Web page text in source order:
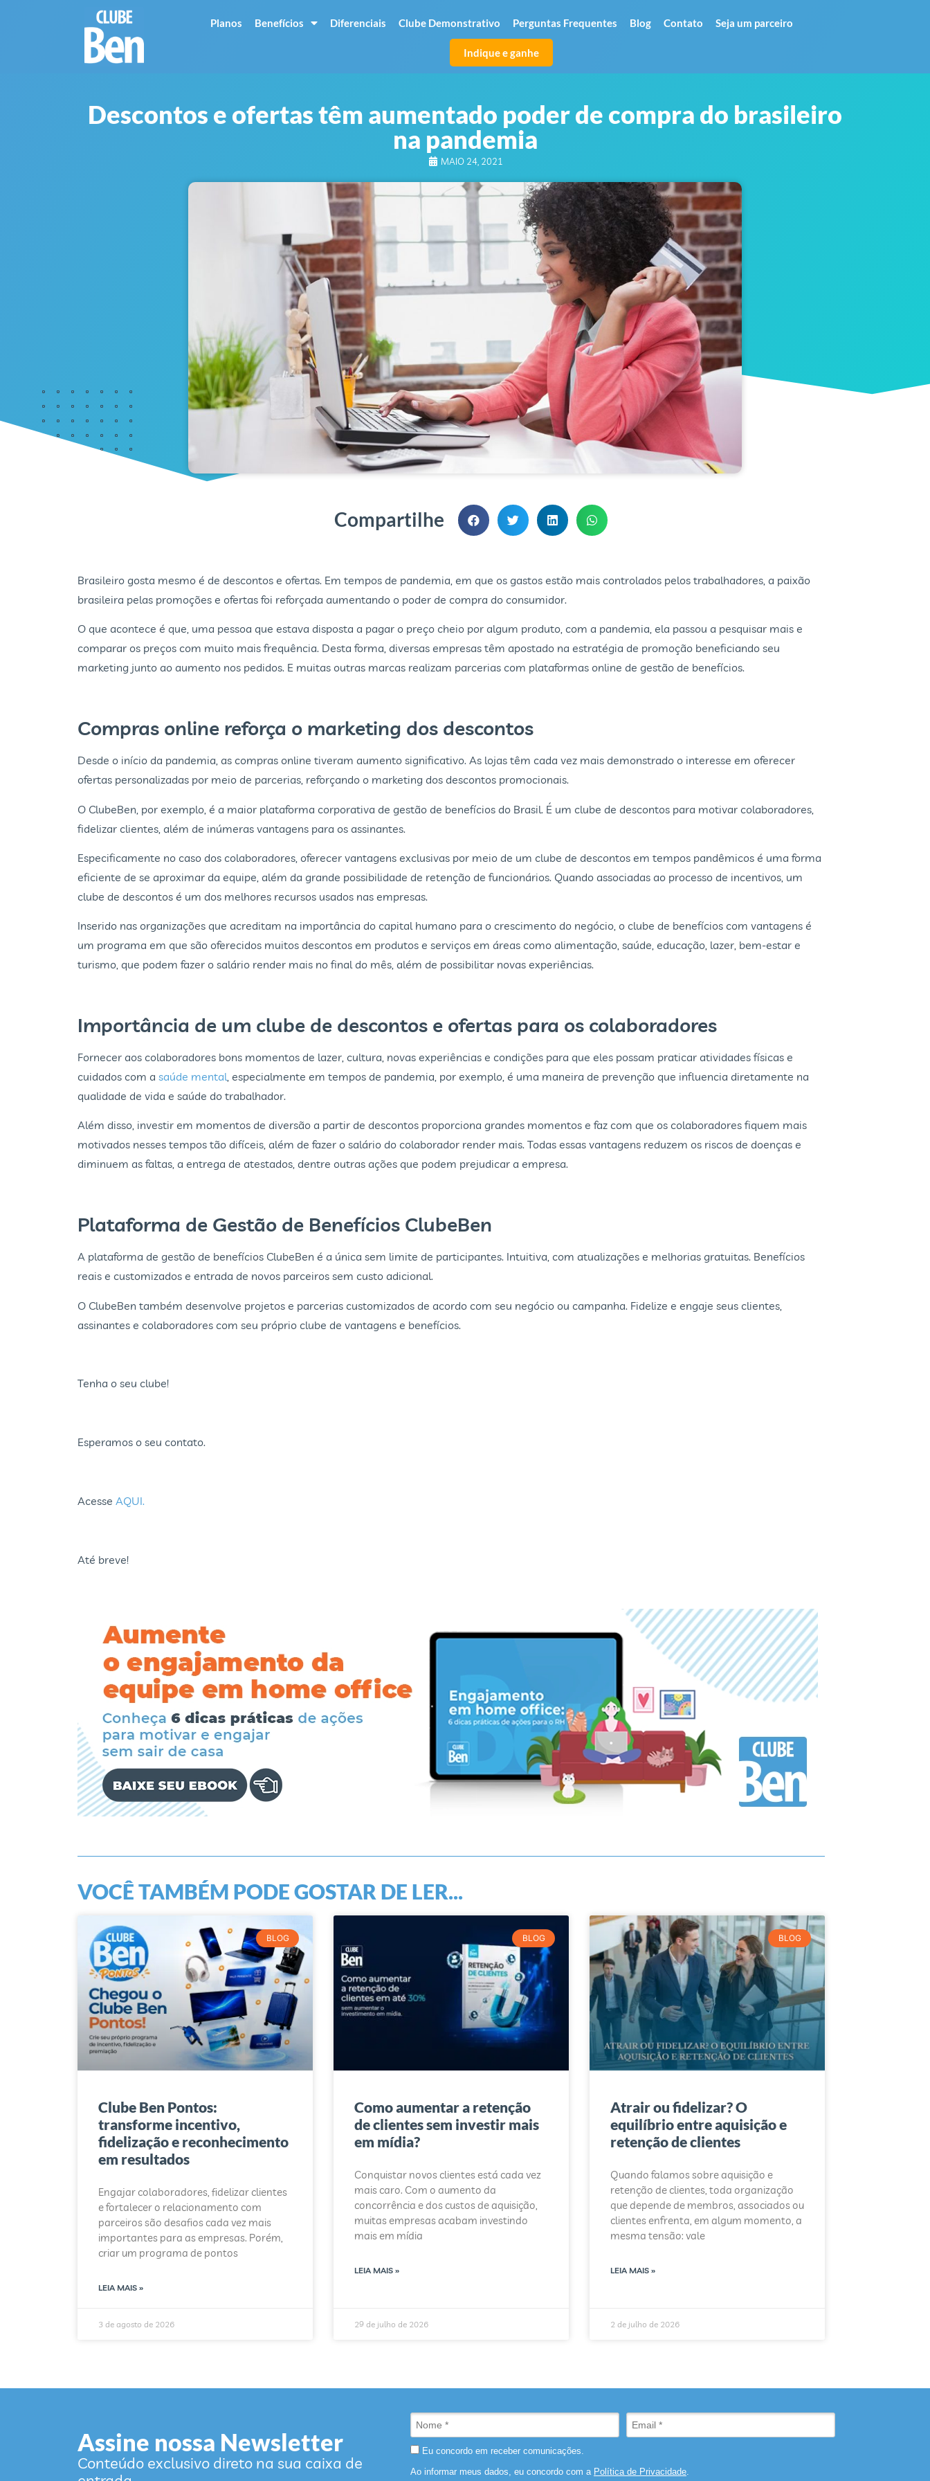
Planos Benefícios Diferenciais Clube Demonstrativo Perguntas Frequentes Blog Contato Seja um parceiro
Indique e ganhe
Descontos e ofertas têm aumentado poder de compra do brasileiro
na pandemia
MAIO 24, 2021
Compartilhe
Brasileiro gosta mesmo é de descontos e ofertas. Em tempos de pandemia, em que os gastos estão mais controlados pelos trabalhadores, a paixão
brasileira pelas promoções e ofertas foi reforçada aumentando o poder de compra do consumidor.
O que acontece é que, uma pessoa que estava disposta a pagar o preço cheio por algum produto, com a pandemia, ela passou a pesquisar mais e
comparar os preços com muito mais frequência. Desta forma, diversas empresas têm apostado na estratégia de promoção beneficiando seu
marketing junto ao aumento nos pedidos. E muitas outras marcas realizam parcerias com plataformas online de gestão de benefícios.
Compras online reforça o marketing dos descontos
Desde o início da pandemia, as compras online tiveram aumento significativo. As lojas têm cada vez mais demonstrado o interesse em oferecer
ofertas personalizadas por meio de parcerias, reforçando o marketing dos descontos promocionais.
O ClubeBen, por exemplo, é a maior plataforma corporativa de gestão de benefícios do Brasil. É um clube de descontos para motivar colaboradores,
fidelizar clientes, além de inúmeras vantagens para os assinantes.
Especificamente no caso dos colaboradores, oferecer vantagens exclusivas por meio de um clube de descontos em tempos pandêmicos é uma forma
eficiente de se aproximar da equipe, além da grande possibilidade de retenção de funcionários. Quando associadas ao processo de incentivos, um
clube de descontos é um dos melhores recursos usados nas empresas.
Inserido nas organizações que acreditam na importância do capital humano para o crescimento do negócio, o clube de benefícios com vantagens é
um programa em que são oferecidos muitos descontos em produtos e serviços em áreas como alimentação, saúde, educação, lazer, bem-estar e
turismo, que podem fazer o salário render mais no final do mês, além de possibilitar novas experiências.
Importância de um clube de descontos e ofertas para os colaboradores
Fornecer aos colaboradores bons momentos de lazer, cultura, novas experiências e condições para que eles possam praticar atividades físicas e
cuidados com a saúde mental, especialmente em tempos de pandemia, por exemplo, é uma maneira de prevenção que influencia diretamente na
qualidade de vida e saúde do trabalhador.
Além disso, investir em momentos de diversão a partir de descontos proporciona grandes momentos e faz com que os colaboradores fiquem mais
motivados nesses tempos tão difíceis, além de fazer o salário do colaborador render mais. Todas essas vantagens reduzem os riscos de doenças e
diminuem as faltas, a entrega de atestados, dentre outras ações que podem prejudicar a empresa.
Plataforma de Gestão de Benefícios ClubeBen
A plataforma de gestão de benefícios ClubeBen é a única sem limite de participantes. Intuitiva, com atualizações e melhorias gratuitas. Benefícios
reais e customizados e entrada de novos parceiros sem custo adicional.
O ClubeBen também desenvolve projetos e parcerias customizados de acordo com seu negócio ou campanha. Fidelize e engaje seus clientes,
assinantes e colaboradores com seu próprio clube de vantagens e benefícios.
Tenha o seu clube!
Esperamos o seu contato.
Acesse AQUI.
Até breve!
VOCÊ TAMBÉM PODE GOSTAR DE LER...
BLOG
Clube Ben Pontos:
transforme incentivo,
fidelização e reconhecimento
em resultados
Engajar colaboradores, fidelizar clientes
e fortalecer o relacionamento com
parceiros são desafios cada vez mais
importantes para as empresas. Porém,
criar um programa de pontos
LEIA MAIS »
3 de agosto de 2026
BLOG
Como aumentar a retenção
de clientes sem investir mais
em mídia?
Conquistar novos clientes está cada vez
mais caro. Com o aumento da
concorrência e dos custos de aquisição,
muitas empresas acabam investindo
mais em mídia
LEIA MAIS »
29 de julho de 2026
BLOG
Atrair ou fidelizar? O
equilíbrio entre aquisição e
retenção de clientes
Quando falamos sobre aquisição e
retenção de clientes, toda organização
que depende de membros, associados ou
clientes enfrenta, em algum momento, a
mesma tensão: vale
LEIA MAIS »
2 de julho de 2026
Assine nossa Newsletter
Conteúdo exclusivo direto na sua caixa de
Eu concordo em receber comunicações.
Ao informar meus dados, eu concordo com a Política de Privacidade.